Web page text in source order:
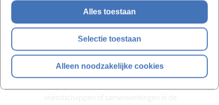
Alles toestaan
Selectie toestaan
Alleen noodzakelijke cookies
belangrijk het is om te blijven leren en groeien.
Je vergroot je kansen op succes.
nieuwe vaardigheden te leren, zet je jezelf op
de kaart en vergroot je je carrièrekansen.
Je bouwt een nieuw netwerk op.Tijdens je
opleiding ontmoet je mensen met dezelfde
vriendschappen of samenwerkingen in de